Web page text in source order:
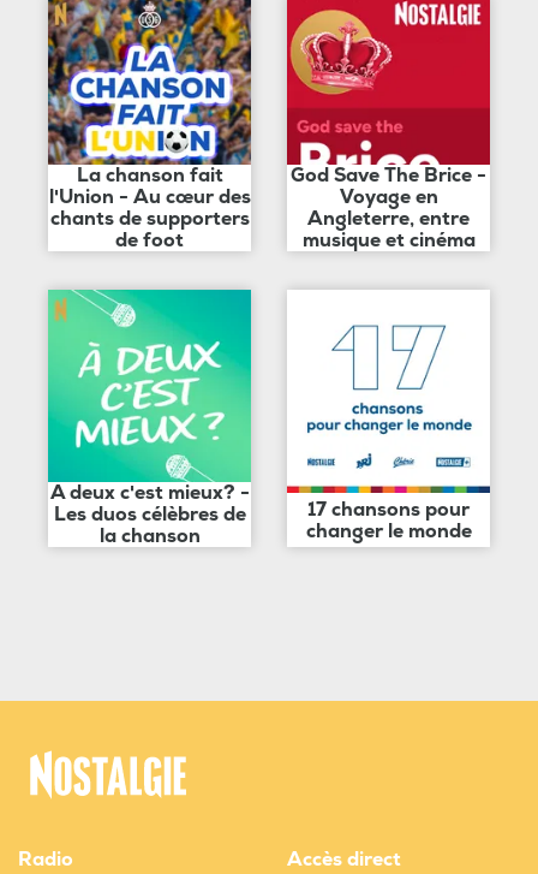
La chanson fait
l'Union - Au cœur des
chants de supporters
de foot
God Save The Brice -
Voyage en
Angleterre, entre
musique et cinéma
A deux c'est mieux? -
Les duos célèbres de
la chanson
17 chansons pour
changer le monde
Radio Accès direct